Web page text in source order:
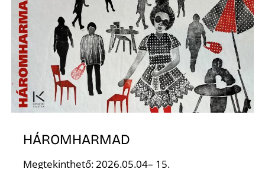
HÁROMHARMAD
Megtekinthető: 2026.05.04– 15.